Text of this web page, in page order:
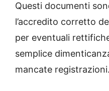
Questi documenti
l’accredito corretto
per eventuali
semplice
mancate registrazioni.